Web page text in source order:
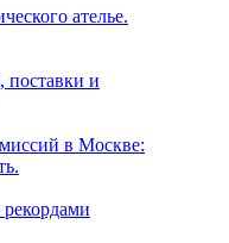
ателье.
поставки и
в Москве: